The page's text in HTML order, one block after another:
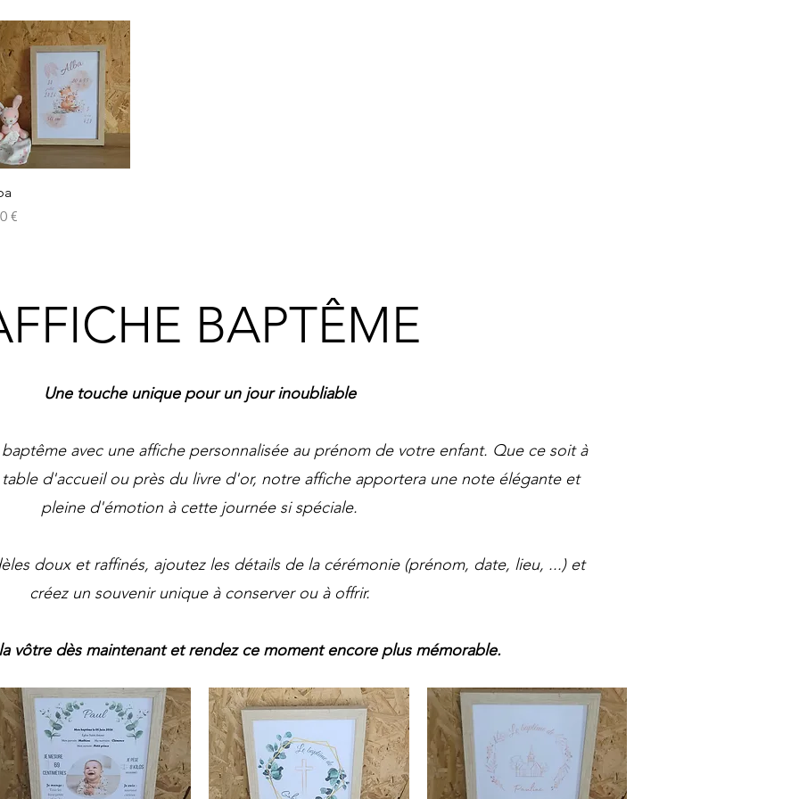
€
BAPTÊME
Une touche unique pour un jour inoubliable
avec une affiche personnalisée au prénom de votre enfant. Que ce soit à
d'accueil ou près du livre d'or, notre affiche apportera une note élégante et
pleine d'émotion à cette journée si spéciale.
doux et raffinés, ajoutez les détails de la cérémonie (prénom, date, lieu, ...) et
créez un souvenir unique à conserver ou à offrir.
vôtre dès maintenant et rendez ce moment encore plus mémorable.